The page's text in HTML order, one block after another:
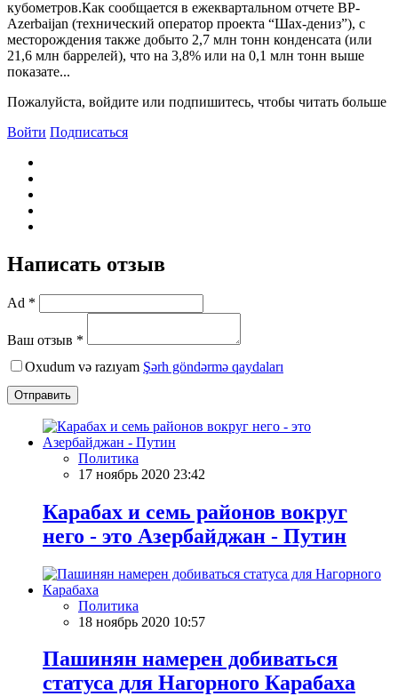
кубометров.Как сообщается в ежеквартальном отчете BP-
Azerbaijan (технический оператор проекта “Шах-дениз”), с
месторождения также добыто 2,7 млн тонн конденсата (или
21,6 млн баррелей), что на 3,8% или на 0,1 млн тонн выше
показате...
Пожалуйста, войдите или подпишитесь, чтобы читать больше
Войти Подписаться
Написать отзыв
Ad *
Ваш отзыв *
Oxudum və razıyam Şərh göndərmə qaydaları
Отправить
Политика
17 ноябрь 2020 23:42
Карабах и семь районов вокруг
него - это Азербайджан - Путин
Политика
18 ноябрь 2020 10:57
Пашинян намерен добиваться
статуса для Нагорного Карабаха